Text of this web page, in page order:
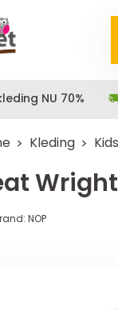
NU 70%
Kleding
NOP